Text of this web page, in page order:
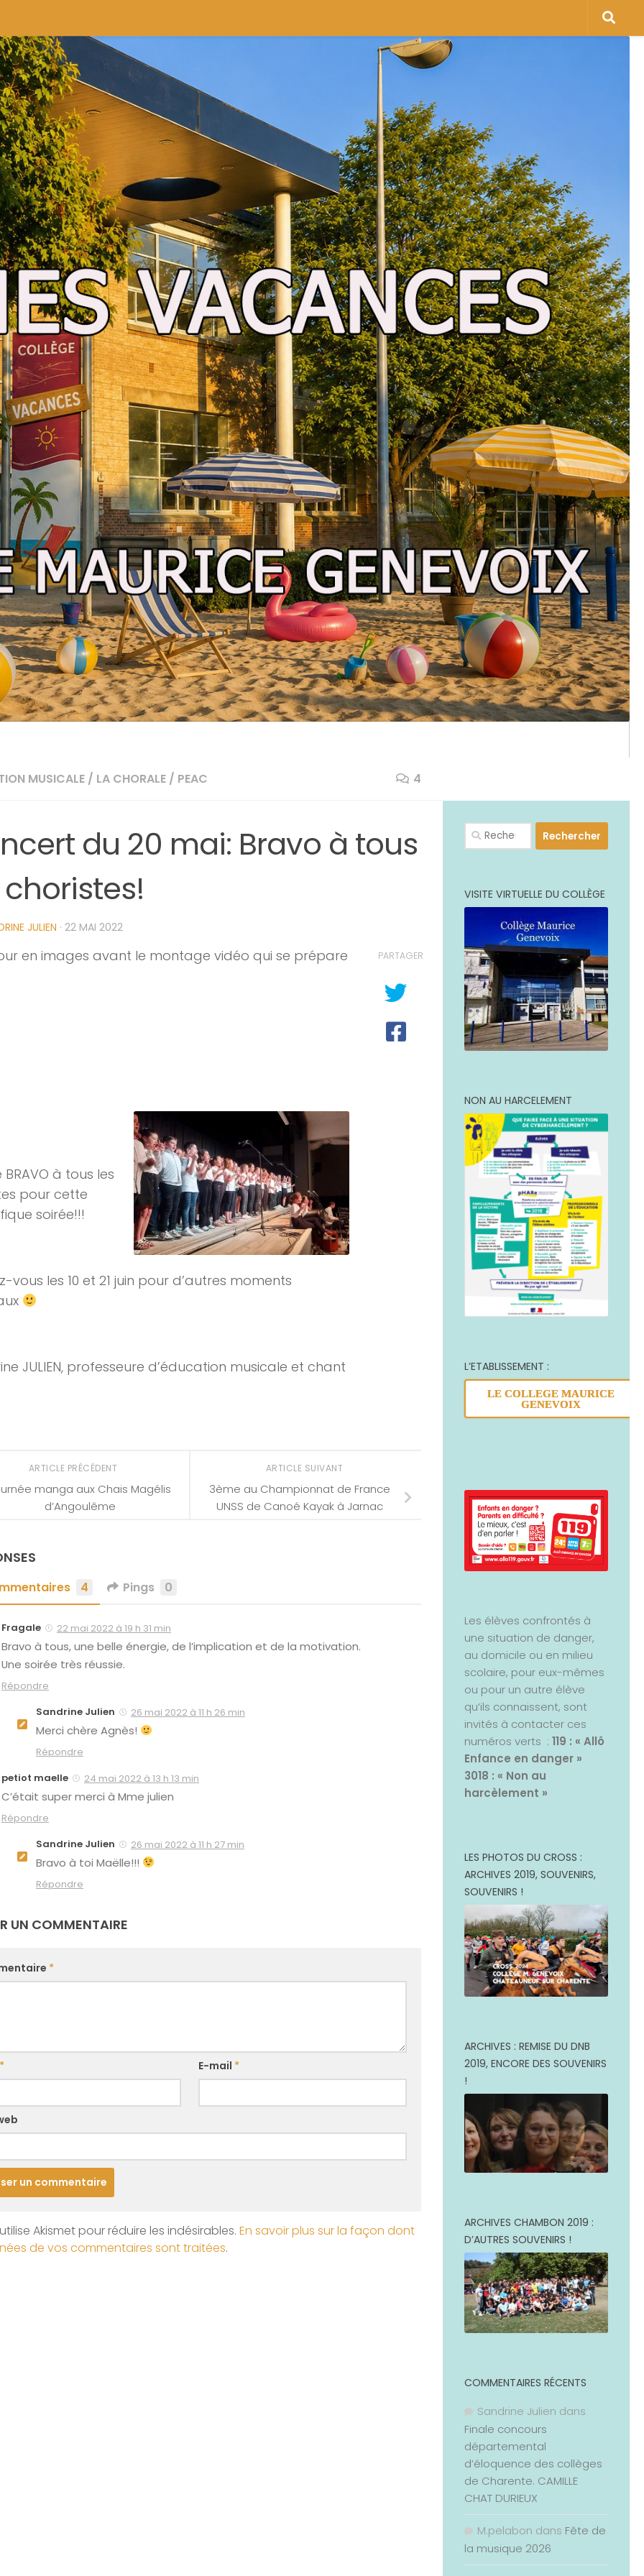
MUSICALE / LA CHORALE / PEAC 4
du 20 mai: Bravo à tous
JULIEN · 22 MAI 2022
en images avant le montage vidéo qui se prépare
BRAVO à tous les
pour cette
soirée!!!
vous les 10 et 21 juin pour d’autres moments
JULIEN, professeure d’éducation musicale et chant
PARTAGER
ARTICLE SUIVANT
3ème au Championnat de France
UNSS de Canoé Kayak à Jarnac
ARTICLE PRÉCÉDENT
manga aux Chais Magélis
d’Angoulême
4 Pings 0
Fragale 22 mai 2022 à 19 h 31 min
Bravo à tous, une belle énergie, de l’implication et de la motivation.
Une soirée très réussie.
Répondre
Sandrine Julien
26 mai 2022 à 11 h 26 min
Merci chère Agnès!
Répondre
petiot maelle
24 mai 2022 à 13 h 13 min
C’était super merci à Mme julien
Répondre
Sandrine Julien
26 mai 2022 à 11 h 27 min
Bravo à toi Maëlle!!!
Répondre
UN COMMENTAIRE
*
* E-mail *
Akismet pour réduire les indésirables. En savoir plus sur la façon dont
de vos commentaires sont traitées.
Rechercher :
VISITE VIRTUELLE DU COLLÈGE
NON AU HARCELEMENT
L’ETABLISSEMENT :
LE COLLEGE MAURICE
GENEVOIX
Les élèves confrontés à
une situation de danger,
au domicile ou en milieu
scolaire, pour eux-mêmes
ou pour un autre élève
qu’ils connaissent, sont
invités à contacter ces
numéros verts : 119 : « Allô
Enfance en danger »
3018 : « Non au
harcèlement »
LES PHOTOS DU CROSS :
ARCHIVES 2019, SOUVENIRS,
SOUVENIRS !
ARCHIVES : REMISE DU DNB
2019, ENCORE DES SOUVENIRS
!
ARCHIVES CHAMBON 2019 :
D’AUTRES SOUVENIRS !
COMMENTAIRES RÉCENTS
Sandrine Julien dans
Finale concours
départemental
d’éloquence des collèges
de Charente. CAMILLE
CHAT DURIEUX
M.pelabon dans Fête de
la musique 2026